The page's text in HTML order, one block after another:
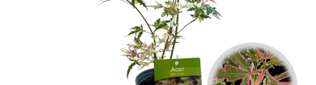
Bulbi de Gaillardia (Kokarda)